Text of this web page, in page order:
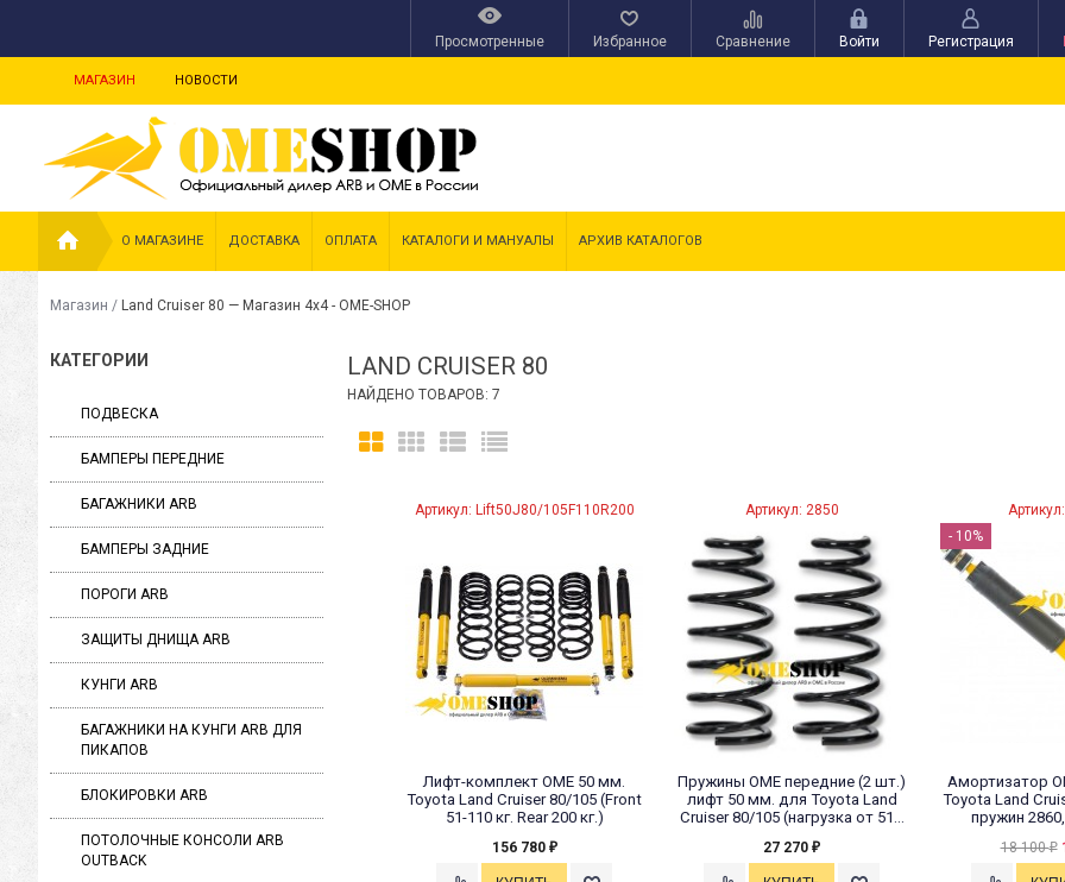
Просмотренные Избранное Сравнение Войти Регистрация
МАГАЗИН НОВОСТИ
О МАГАЗИНЕ ДОСТАВКА ОПЛАТА КАТАЛОГИ И МАНУАЛЫ АРХИВ КАТАЛОГОВ
Магазин / Land Cruiser 80 — Магазин 4х4 - OME-SHOP
КАТЕГОРИИ
ПОДВЕСКА
БАМПЕРЫ ПЕРЕДНИЕ
БАГАЖНИКИ ARB
БАМПЕРЫ ЗАДНИЕ
ПОРОГИ ARB
ЗАЩИТЫ ДНИЩА ARB
КУНГИ ARB
БАГАЖНИКИ НА КУНГИ ARB ДЛЯ
ПИКАПОВ
БЛОКИРОВКИ ARB
ПОТОЛОЧНЫЕ КОНСОЛИ ARB
OUTBACK
LAND CRUISER 80
НАЙДЕНО ТОВАРОВ: 7
Артикул: Lift50J80/105F110R200
Лифт-комплект OME 50 мм.
Toyota Land Cruiser 80/105 (Front
51-110 кг. Rear 200 кг.)
156 780 ₽
Артикул: 2850
Пружины OME передние (2 шт.)
лифт 50 мм. для Toyota Land
Cruiser 80/105 (нагрузка от 51...
27 270 ₽
- 10%
Амортизатор
Toyota Land
пружин
18 100₽